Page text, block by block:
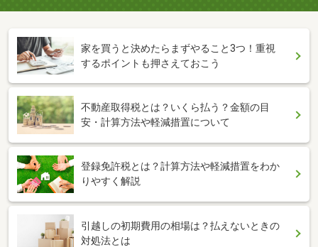
家を買うと決めたらまずやること3つ！重視
するポイントも押さえておこう
不動産取得税とは？いくら払う？金額の目
安・計算方法や軽減措置について
登録免許税とは？計算方法や軽減措置をわか
りやすく解説
引越しの初期費用の相場は？払えないときの
対処法とは